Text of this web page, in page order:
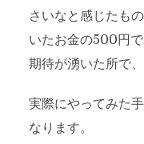
さいなと感じたも
いたお金の500円
期待が湧いた所で
実際にやってみた
なります。